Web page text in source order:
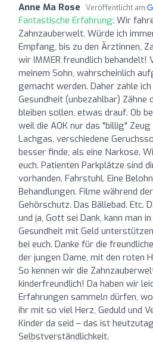
Anne Ma Rose Veröffentlicht am
Fantastische Erfahrung: Wir
Zahnzauberwelt. Würde ich
Empfang, bis zu den Ärztinnen,
wir IMMER freundlich behandelt!
meinem Sohn, wahrscheinlich
gemacht werden. Daher zahle
Gesundheit (unbezahlbar) Zähne
bleiben sollen, etwas drauf. Ob
weil die AOK nur das "billig"
Lachgas, verschiedene
besser finde, als eine Narkose.
euch. Patienten Parkplätze sind
vorhanden. Fahrstuhl. Eine
Behandlungen. Filme während
Gehörschutz. Das Bällebad. Etc.
und ja, Gott sei Dank, kann man
Gesundheit mit Geld
bei euch. Danke für die
der jungen Dame, mit den roten
So kennen wir die
kinderfreundlich! Da haben wir
Erfahrungen sammeln dürfen,
ihr mit so viel Herz, Geduld und
Kinder da seid – das ist
Selbstverständlichkeit.